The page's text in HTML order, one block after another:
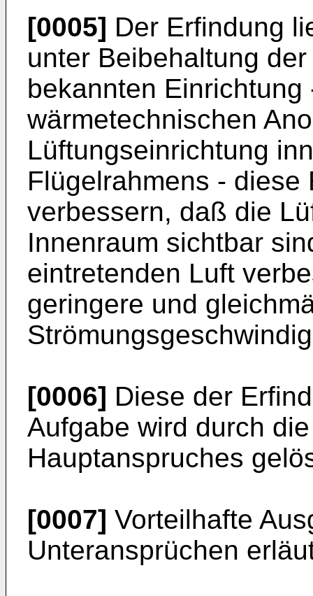
[0005] Der Erfindung
unter Beibehaltung
bekannten
wärmetechnischen
Lüftungseinrichtung
Flügelrahmens -
verbessern, daß die
Innenraum sichtbar
eintretenden Luft
geringere und
[0006] Diese der
Aufgabe wird durch
Hauptanspruches
[0007] Vorteilhafte
Unteransprüchen